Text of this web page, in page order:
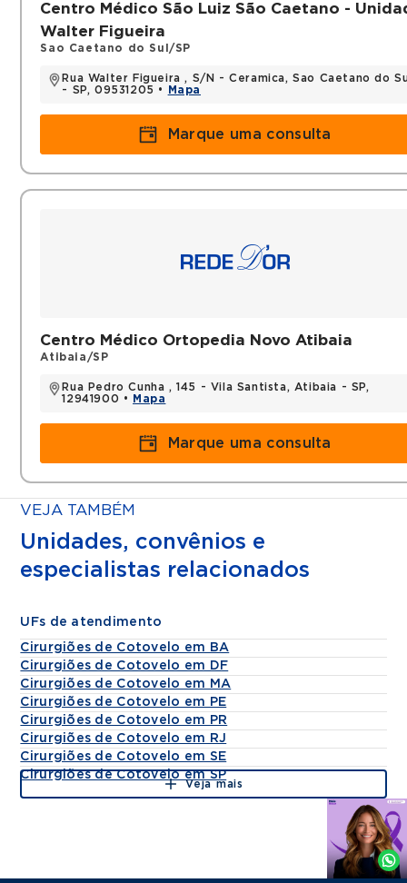
Centro Médico São Luiz São Caetano -
Walter Figueira
Sao Caetano do Sul/SP
Rua Walter Figueira , S/N - Ceramica, Sao Caetano do
- SP, 09531205 •
Mapa
Marque uma consulta
Centro Médico Ortopedia Novo Atibaia
Atibaia/SP
Rua Pedro Cunha , 145 - Vila Santista, Atibaia - SP,
12941900 •
Mapa
Marque uma consulta
VEJA TAMBÉM
Unidades, convênios e
especialistas relacionados
UFs de atendimento
Cirurgiões de Cotovelo em BA
Cirurgiões de Cotovelo em DF
Cirurgiões de Cotovelo em MA
Cirurgiões de Cotovelo em PE
Cirurgiões de Cotovelo em PR
Cirurgiões de Cotovelo em RJ
Cirurgiões de Cotovelo em SE
Cirurgiões de Cotovelo em SP
Veja mais
Agende
Whatsapp